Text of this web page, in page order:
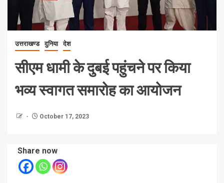
उत्तराखण्ड दुनिया देश
सीएम धामी के दुबई पहुंचने पर किया
भव्य स्वागत समारोह का आयोजन
October 17, 2023
Share now